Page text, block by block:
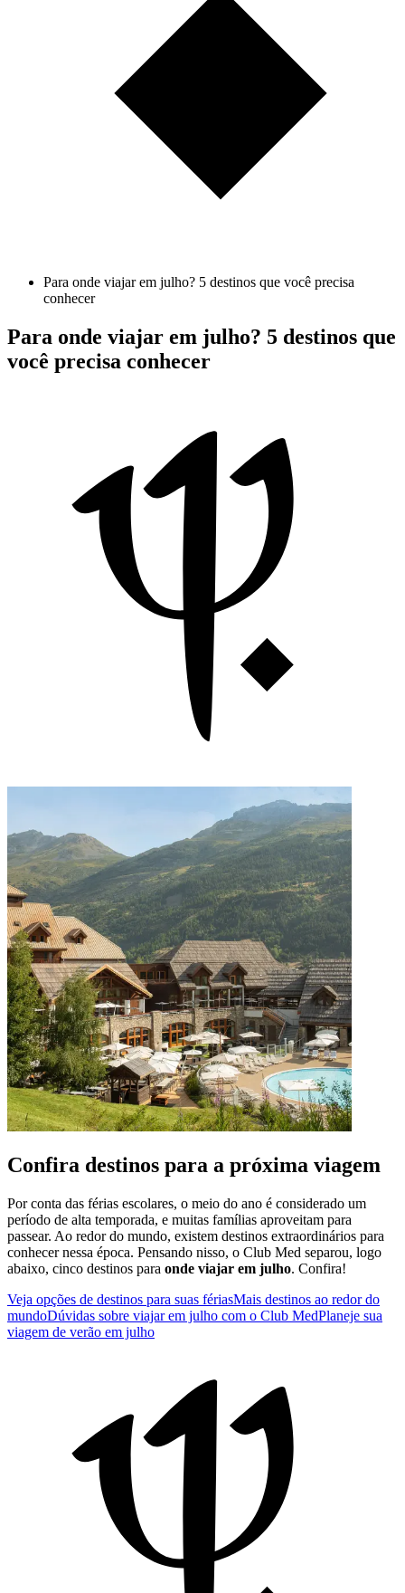
Para onde viajar em julho? 5 destinos que você precisa
conhecer
Para onde viajar em julho? 5 destinos que
você precisa conhecer
Confira destinos para a próxima viagem
Por conta das férias escolares, o meio do ano é considerado um
período de alta temporada, e muitas famílias aproveitam para
passear. Ao redor do mundo, existem destinos extraordinários para
conhecer nessa época. Pensando nisso, o Club Med separou, logo
abaixo, cinco destinos para onde viajar em julho. Confira!
Veja opções de destinos para suas fériasMais destinos ao redor do
mundoDúvidas sobre viajar em julho com o Club MedPlaneje sua
viagem de verão em julho